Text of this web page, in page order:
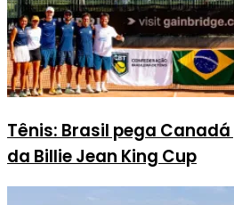
Tênis: Brasil pega
da Billie Jean King Cup